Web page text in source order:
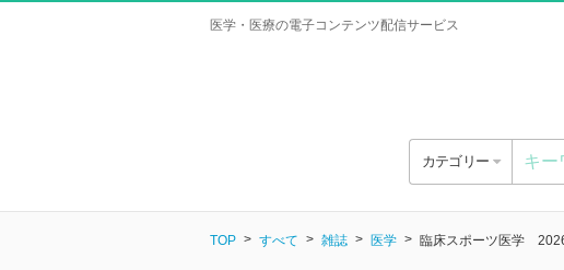
医学・医療の電子コンテンツ配信サービス
カテゴリー
TOP すべて 雑誌 医学 臨床スポーツ医学